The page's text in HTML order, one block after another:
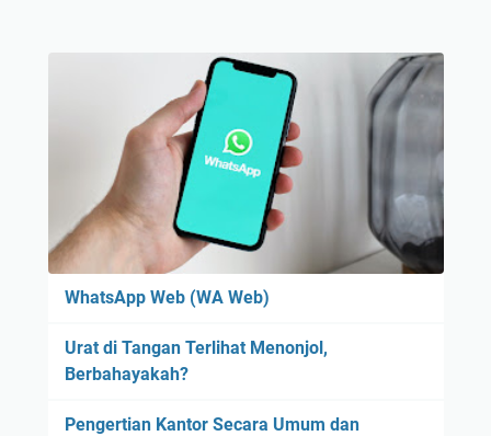
WhatsApp Web (WA Web)
Urat di Tangan Terlihat Menonjol,
Berbahayakah?
Pengertian Kantor Secara Umum dan